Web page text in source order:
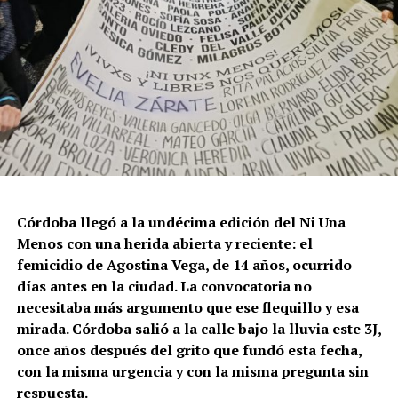
Córdoba llegó a la undécima edición del Ni Una
Menos con una herida abierta y reciente: el
femicidio de Agostina Vega, de 14 años, ocurrido
días antes en la ciudad. La convocatoria no
necesitaba más argumento que ese flequillo y esa
mirada. Córdoba salió a la calle bajo la lluvia este 3J,
once años después del grito que fundó esta fecha,
con la misma urgencia y con la misma pregunta sin
respuesta.